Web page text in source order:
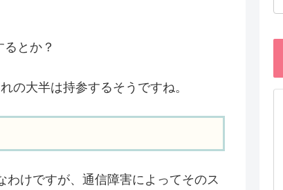
とか？
の大半は持参するそうですね。
けですが、通信障害によってそのス